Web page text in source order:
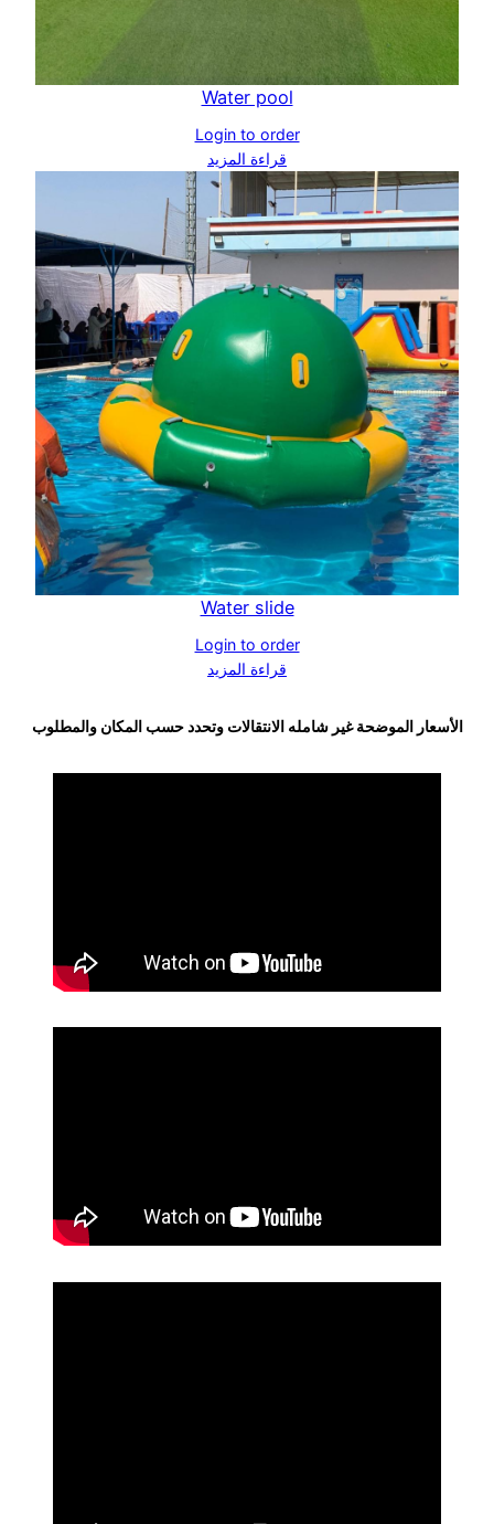
Water pool
Login to order
قراءة المزيد
Water slide
Login to order
قراءة المزيد
الأسعار الموضحة غير شامله الانتقالات وتحدد حسب المكان والمطلوب